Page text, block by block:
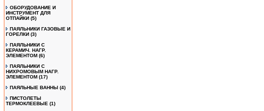
ОБОРУДОВАНИЕ И
ИНСТРУМЕНТ ДЛЯ
ОТПАЙКИ (5)
ПАЯЛЬНИКИ ГАЗОВЫЕ И
ГОРЕЛКИ (3)
ПАЯЛЬНИКИ С
КЕРАМИЧ. НАГР.
ЭЛЕМЕНТОМ (6)
ПАЯЛЬНИКИ С
НИХРОМОВЫМ НАГР.
ЭЛЕМЕНТОМ (17)
ПАЯЛЬНЫЕ ВАННЫ (4)
ПИСТОЛЕТЫ
ТЕРМОКЛЕЕВЫЕ (1)